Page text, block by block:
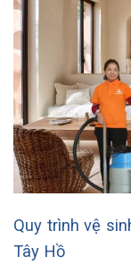
Quy trình vệ
Tây Hồ